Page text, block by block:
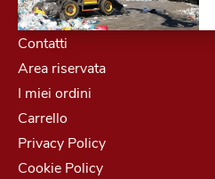
Contatti
Area riservata
I miei ordini
Carrello
Privacy Policy
Cookie Policy